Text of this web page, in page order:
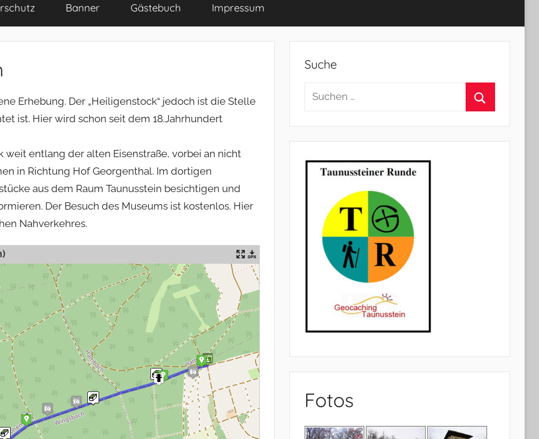
Banner Gästebuch Impressum
Erhebung. Der „Heiligenstock“ jedoch ist die Stelle
ist. Hier wird schon seit dem 18.Jahrhundert
weit entlang der alten Eisenstraße, vorbei an nicht
in Richtung Hof Georgenthal. Im dortigen
aus dem Raum Taunusstein besichtigen und
Der Besuch des Museums ist kostenlos. Hier
Nahverkehres.
Suche
Suchen
Fotos